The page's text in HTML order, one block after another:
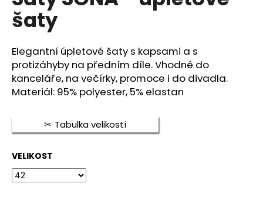
0,0
z
hvězdiček.
šaty
Elegantní úpletové šaty s kapsami a s
protizáhyby na předním díle. Vhodné do
kanceláře, na večírky, promoce i do divadla.
Materiál: 95% polyester, 5% elastan
Tabulka velikostí
VELIKOST
a
j
í
t
?
HLEDAT
D